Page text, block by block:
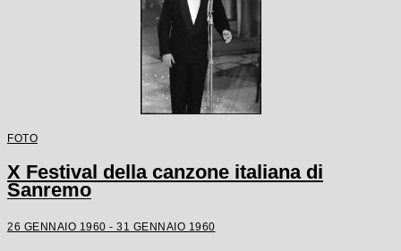
FOTO
X Festival della canzone italiana di
Sanremo
26 GENNAIO 1960 - 31 GENNAIO 1960